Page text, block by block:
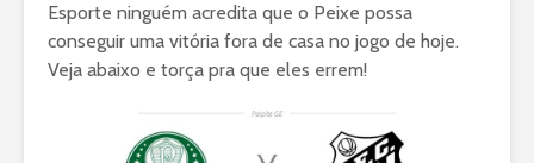
Esporte ninguém acredita que o Peixe possa
conseguir uma vitória fora de casa no jogo de hoje.
Veja abaixo e torça pra que eles errem!